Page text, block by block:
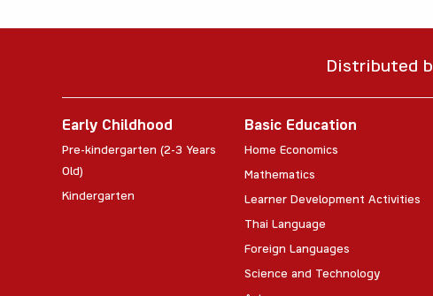
Distributed
Early Childhood
Pre-kindergarten (2-3 Years
Old)
Kindergarten
Basic Education
Home Economics
Mathematics
Learner Development Activities
Thai Language
Foreign Languages
Science and Technology